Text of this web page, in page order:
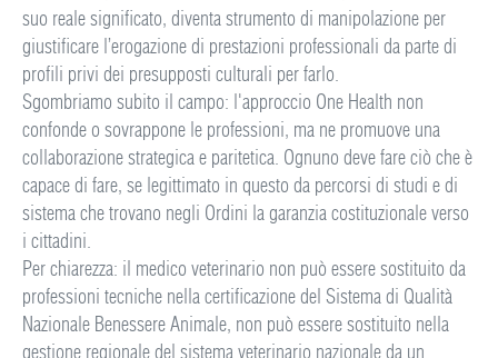
suo reale significato, diventa strumento di manipolazione per
giustificare l’erogazione di prestazioni professionali da parte di
profili privi dei presupposti culturali per farlo.
Sgombriamo subito il campo: l'approccio One Health non
confonde o sovrappone le professioni, ma ne promuove una
collaborazione strategica e paritetica. Ognuno deve fare ciò che è
capace di fare, se legittimato in questo da percorsi di studi e di
sistema che trovano negli Ordini la garanzia costituzionale verso
i cittadini.
Per chiarezza: il medico veterinario non può essere sostituito da
professioni tecniche nella certificazione del Sistema di Qualità
Nazionale Benessere Animale, non può essere sostituito nella
gestione regionale del sistema veterinario nazionale da un